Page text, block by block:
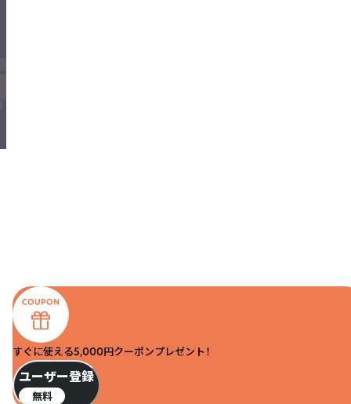
すぐに使える5,000円クーポンプレゼント！
ユーザー登録
無料